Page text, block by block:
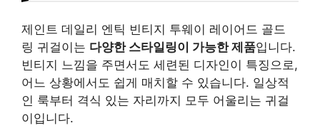
제인트 데일리 엔틱 빈티지 투웨이 레이어드 골드
링 귀걸이는 다양한 스타일링이 가능한 제품입니다.
빈티지 느낌을 주면서도 세련된 디자인이 특징으로,
어느 상황에서도 쉽게 매치할 수 있습니다. 일상적
인 룩부터 격식 있는 자리까지 모두 어울리는 귀걸
이입니다.